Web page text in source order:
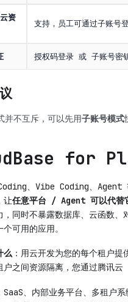
资
支持，员工可通过子账号
授权码登录 或 子账号密
并不互斥，可以先用子账号模式
for
、Vibe Coding、Agent
让任意平台 / Agent 可以代替
，同时不暴露数据库、云函数
可用的应用。
么 ：用云开发为您的每个租户提
户之间资源隔离，您通过腾讯
SaaS、内部业务平台、多租户